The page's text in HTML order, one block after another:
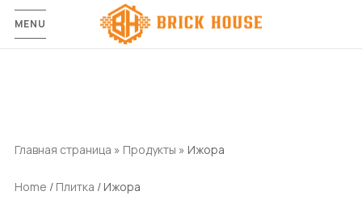
MENU
Главная страница » Продукты » Ижора
Home / Плитка / Ижора